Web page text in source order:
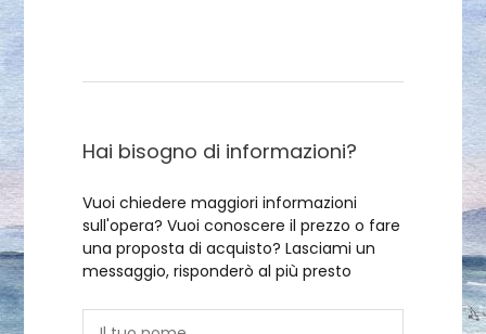
Hai bisogno di informazioni?
Vuoi chiedere maggiori informazioni
sull'opera? Vuoi conoscere il prezzo o fare
una proposta di acquisto? Lasciami un
messaggio, risponderò al più presto